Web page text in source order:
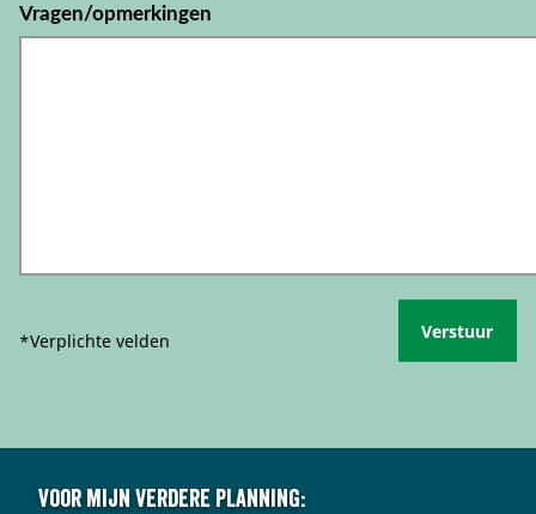
Vragen/opmerkingen
*Verplichte velden Verstuur
Voor mijn verdere planning: